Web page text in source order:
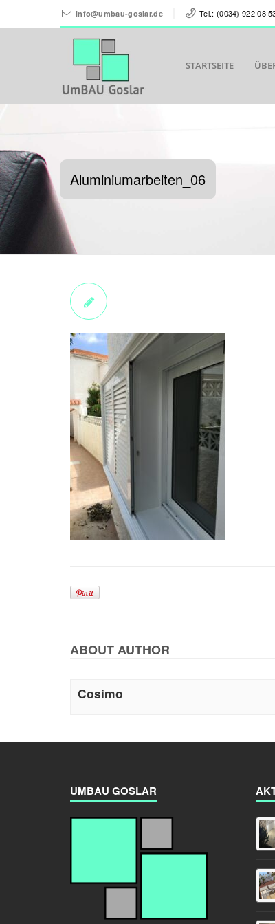
info@umbau-goslar.de Tel.: (0034) 922 08
STARTSEITE
Aluminiumarbeiten_06
ABOUT AUTHOR
Cosimo
UMBAU GOSLAR